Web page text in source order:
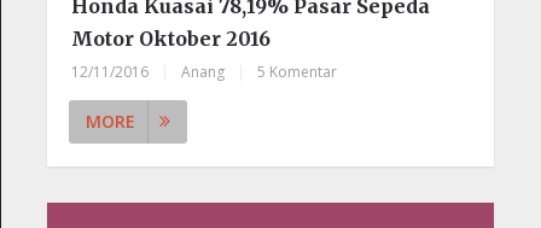
Honda Kuasai 78,19% Pasar Sepeda
Motor Oktober 2016
12/11/2016 Anang 5 Komentar
MORE